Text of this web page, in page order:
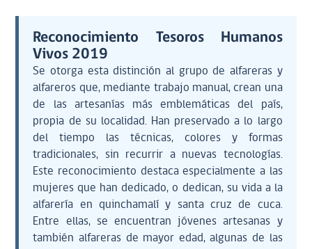
Reconocimiento Tesoros Humanos
Vivos 2019
Se otorga esta distinción al grupo de alfareras y
alfareros que, mediante trabajo manual, crean una
de las artesanías más emblemáticas del país,
propia de su localidad. Han preservado a lo largo
del tiempo las técnicas, colores y formas
tradicionales, sin recurrir a nuevas tecnologías.
Este reconocimiento destaca especialmente a las
mujeres que han dedicado, o dedican, su vida a la
alfarería en quinchamalí y santa cruz de cuca.
Entre ellas, se encuentran jóvenes artesanas y
también alfareras de mayor edad, algunas de las